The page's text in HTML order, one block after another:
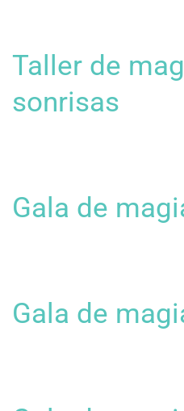
Taller de
sonrisas
Gala de
Gala de